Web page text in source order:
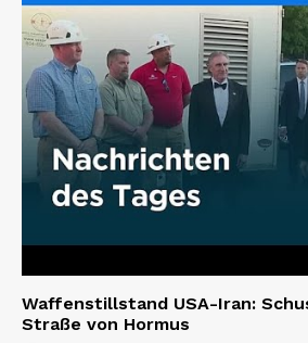
Waffenstillstand USA-Iran:
Straße von Hormus